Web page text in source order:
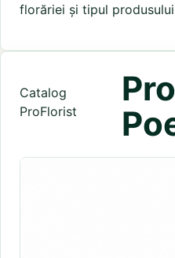
florăriei și tipul
Catalog
ProFlorist